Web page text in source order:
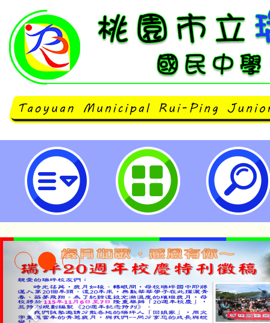
主旨：兒福聯盟舉辦兒童權利公約
活動——《講話吧》2024成果發
職員踴躍參與-桃園市立瑞坪國民中